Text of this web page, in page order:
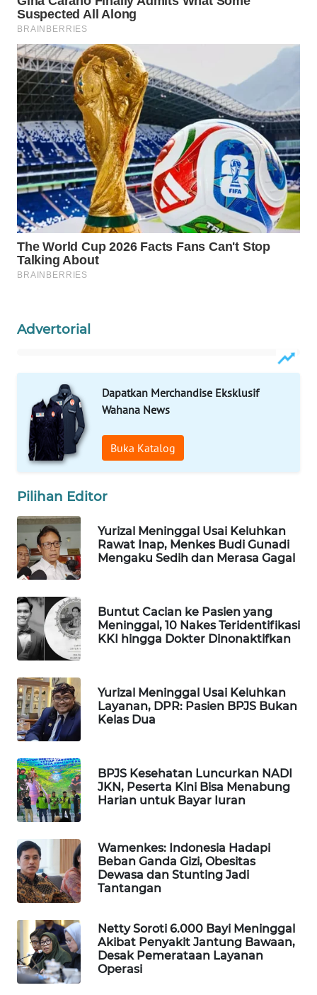
Advertorial
Dapatkan Merchandise Eksklusif
Wahana News
Buka Katalog
Pilihan Editor
Yurizal Meninggal Usai Keluhkan
Rawat Inap, Menkes Budi Gunadi
Mengaku Sedih dan Merasa Gagal
Buntut Cacian ke Pasien yang
Meninggal, 10 Nakes Teridentifikasi
KKI hingga Dokter Dinonaktifkan
Yurizal Meninggal Usai Keluhkan
Layanan, DPR: Pasien BPJS Bukan
Kelas Dua
BPJS Kesehatan Luncurkan NADI
JKN, Peserta Kini Bisa Menabung
Harian untuk Bayar Iuran
Wamenkes: Indonesia Hadapi
Beban Ganda Gizi, Obesitas
Dewasa dan Stunting Jadi
Tantangan
Netty Soroti 6.000 Bayi Meninggal
Akibat Penyakit Jantung Bawaan,
Desak Pemerataan Layanan
Operasi
WN
PRIANGAN
WN
SEMARANG
WN
SOLO
WN
BOROBUDUR
WN
MADURA
BINTAN
WN
MANDALIKA
WN
WN
LABUANBAJO
WN
BORNEO
Wahana
Group
WAHANA
NEWS
WAHANA
TANI
WAHANA
WAHANA
INFRASTRUKTUR
WAHANA
KONSUMEN
WAHANA
LISTRIK